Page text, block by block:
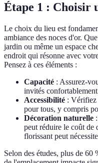
Étape 1 : Choisir
Le choix du lieu est
ambiance des noces d'or.
jardin ou même un espace
endroit qui résonne avec
Pensez à ces éléments :
Capacité : Assurez-
invités
Accessibilité : Vérifiez
pour tous, y compris
Décoration naturelle
peut réduire le coût de
florissant peut
Selon des études, plus de 60